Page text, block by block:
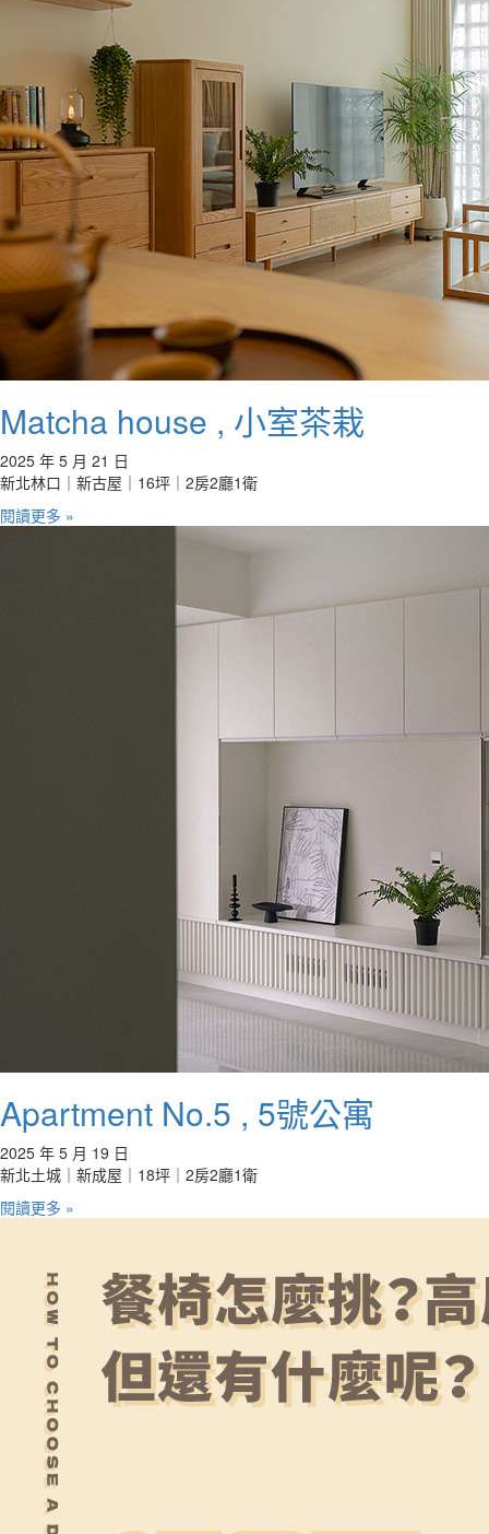
Matcha house , 小室茶栽
2025 年 5 月 21 日
新北林口｜新古屋｜16坪｜2房2廳1衛
閱讀更多 »
Apartment No.5 , 5號公寓
2025 年 5 月 19 日
新北土城｜新成屋｜18坪｜2房2廳1衛
閱讀更多 »